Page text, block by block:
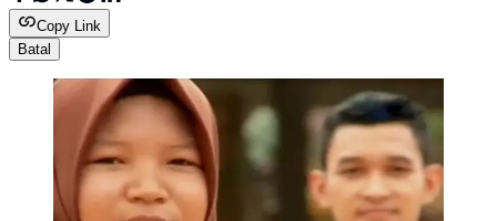
Copy Link
Batal